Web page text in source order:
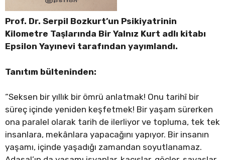
Prof. Dr. Serpil Bozkurt’un Psikiyatrinin
Kilometre Taşlarında Bir Yalnız Kurt adlı kitabı
Epsilon Yayınevi tarafından yayımlandı.
Tanıtım bülteninden:
“Seksen bir yıllık bir ömrü anlatmak! Onu tarihî bir
süreç içinde yeniden keşfetmek! Bir yaşam sürerken
ona paralel olarak tarih de ilerliyor ve topluma, tek tek
insanlara, mekânlara yapacağını yapıyor. Bir insanın
yaşamı, içinde yaşadığı zamandan soyutlanamaz.